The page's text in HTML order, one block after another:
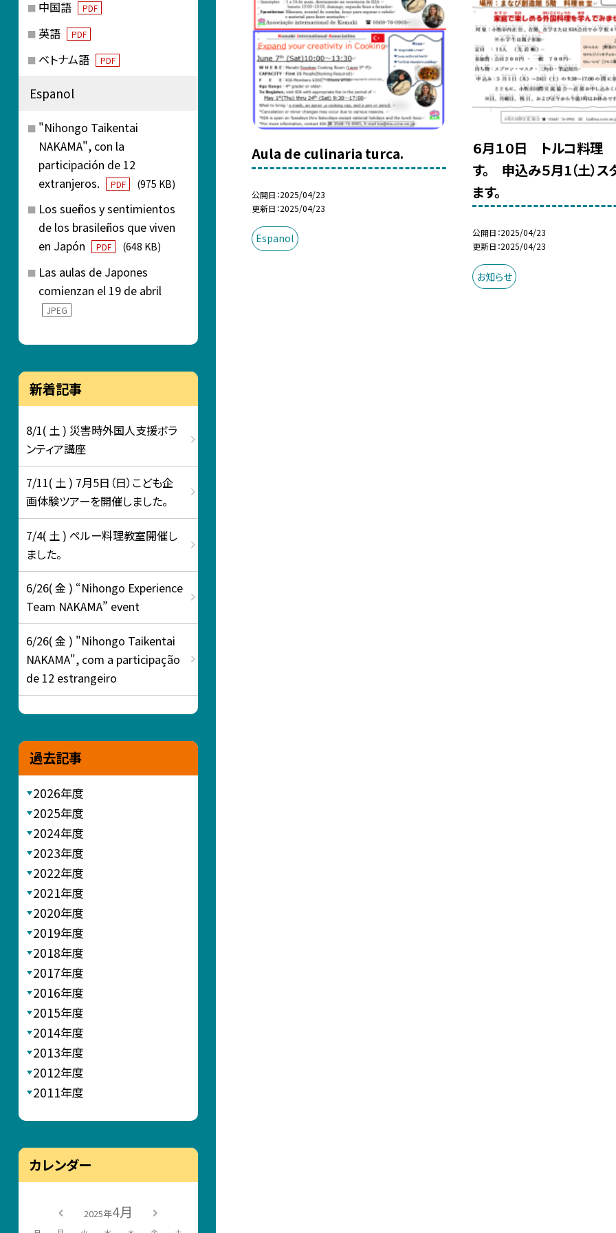
Aula de culinaria turca.
公開日 2025/04/23
更新日 2025/04/23
Espanol
６月１０日 トルコ料理
す。 申込み５月1（土）ス
ます。
公開日 2025/04/23
更新日 2025/04/23
お知らせ
中国語 PDF
英語 PDF
ベトナム語 PDF
Espanol
"Nihongo Taikentai
NAKAMA", con la
participación de 12
extranjeros.
PDF (975 KB)
Los sueños y sentimientos
de los brasileños que viven
en Japón
PDF (648 KB)
Las aulas de Japones
comienzan el 19 de abril
JPEG
新着記事
8/1( 土 ) 災害時外国人支援ボラ
ンティア講座
7/11( 土 ) 7月5日（日）こども企
画体験ツアーを開催しました。
7/4( 土 ) ペルー料理教室開催し
ました。
6/26( 金 ) “Nihongo Experience
Team NAKAMA” event
6/26( 金 ) "Nihongo Taikentai
NAKAMA", com a participação
de 12 estrangeiro
過去記事
2026年度
2025年度
2024年度
2023年度
2022年度
2021年度
2020年度
2019年度
2018年度
2017年度
2016年度
2015年度
2014年度
2013年度
2012年度
2011年度
カレンダー
2025年4月